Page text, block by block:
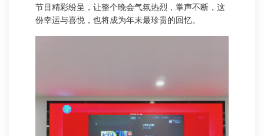
节目精彩纷呈，让整个晚会气氛热烈，掌声不断，这
份幸运与喜悦，也将成为年末最珍贵的回忆。